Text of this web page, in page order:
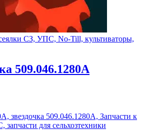
СЗ, УПС, No-Till, культиваторы,
509.046.1280А
звездочка 509.046.1280А, Запчасти к
запчасти для сельхозтехники